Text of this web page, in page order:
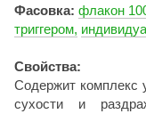
Фасовка: флакон
триггером,
Свойства:
Содержит комплекс
сухости и